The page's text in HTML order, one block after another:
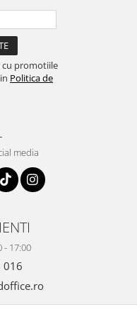
cu promotiile
Politica de
media
- 17:00
016